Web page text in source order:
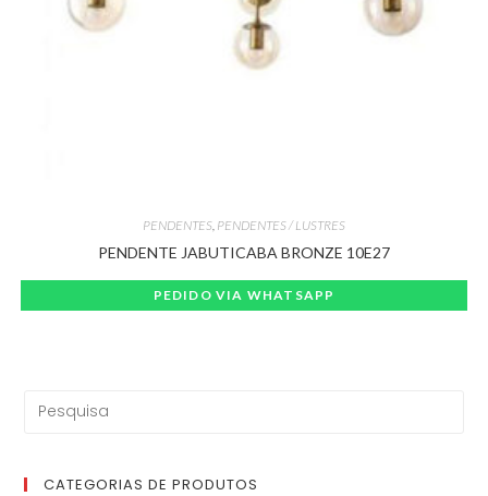
PENDENTES, PENDENTES / LUSTRES
PENDENTE JABUTICABA BRONZE 10E27
PEDIDO VIA WHATSAPP
CATEGORIAS DE PRODUTOS